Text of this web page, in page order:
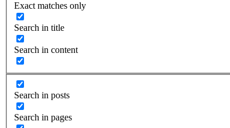
Exact matches only
Search in title
Search in content
Search in posts
Search in pages